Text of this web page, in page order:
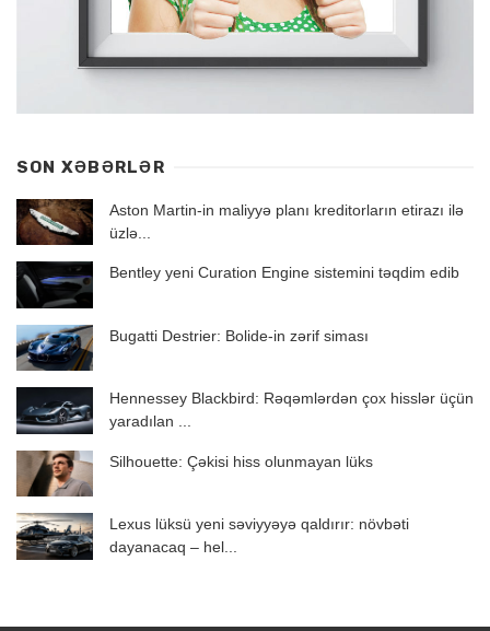
SON XƏBƏRLƏR
Aston Martin-in maliyyə planı kreditorların etirazı ilə
üzlə...
Bentley yeni Curation Engine sistemini təqdim edib
Bugatti Destrier: Bolide-in zərif siması
Hennessey Blackbird: Rəqəmlərdən çox hisslər üçün
yaradılan ...
Silhouette: Çəkisi hiss olunmayan lüks
Lexus lüksü yeni səviyyəyə qaldırır: növbəti
dayanacaq – hel...